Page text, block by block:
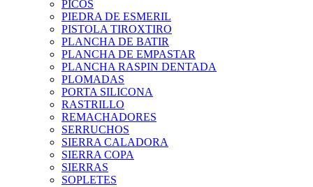
PICOS
PIEDRA DE ESMERIL
PISTOLA TIROXTIRO
PLANCHA DE BATIR
PLANCHA DE EMPASTAR
PLANCHA RASPIN DENTADA
PLOMADAS
PORTA SILICONA
RASTRILLO
REMACHADORES
SERRUCHOS
SIERRA CALADORA
SIERRA COPA
SIERRAS
SOPLETES